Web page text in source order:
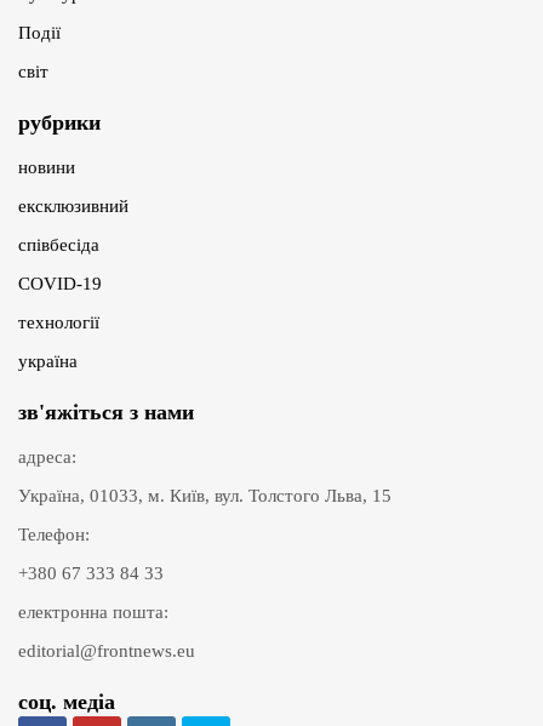
Події
світ
рубрики
новини
ексклюзивний
співбесіда
COVID-19
технології
україна
зв'яжіться з нами
адреса:
Україна, 01033, м. Київ, вул. Толстого Льва, 15
Телефон:
+380 67 333 84 33
електронна пошта:
editorial@frontnews.eu
соц. медіа